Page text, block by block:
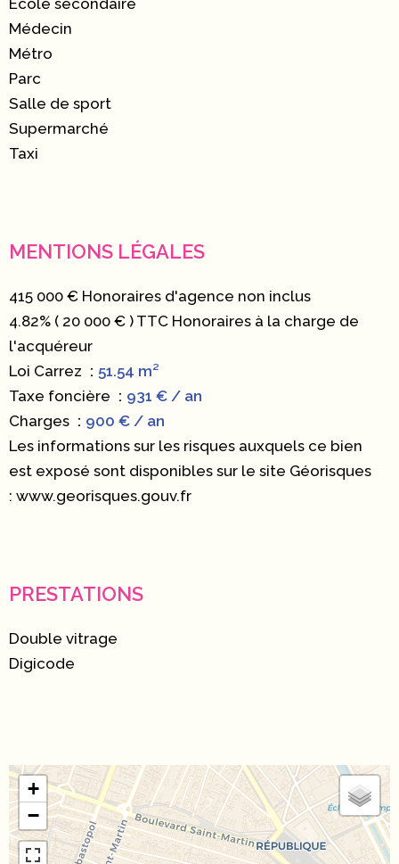
École secondaire
Médecin
Métro
Parc
Salle de sport
Supermarché
Taxi
MENTIONS LÉGALES
415 000 € Honoraires d'agence non inclus
4.82% ( 20 000 € ) TTC Honoraires à la charge de
l'acquéreur
Loi Carrez
51.54 m²
Taxe foncière
931 € / an
Charges
900 € / an
Les informations sur les risques auxquels ce bien
est exposé sont disponibles sur le site Géorisques
: www.georisques.gouv.fr
PRESTATIONS
Double vitrage
Digicode
+
−